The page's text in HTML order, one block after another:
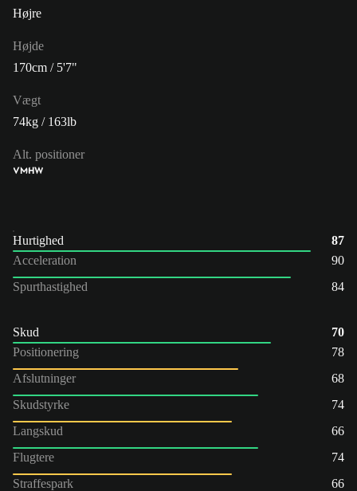
Højre
Højde
170cm / 5'7"
Vægt
74kg / 163lb
Alt. positioner
VMHW
Hurtighed
87
Acceleration
90
Spurthastighed
84
Skud
70
Positionering
78
Afslutninger
68
Skudstyrke
74
Langskud
66
Flugtere
74
Straffespark
66